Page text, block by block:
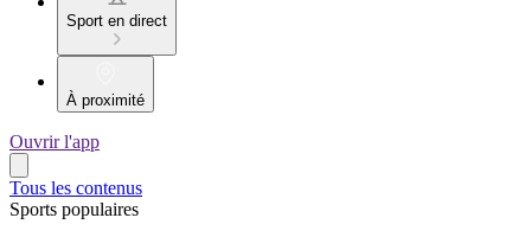
Sport en direct
À proximité
Ouvrir l'app
Tous les contenus
Sports populaires